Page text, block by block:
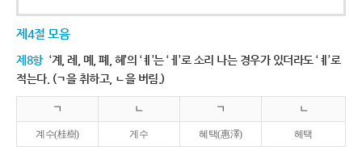
제4절 모음
제8항 ‘계, 례, 몌, 폐, 혜’의 ‘ㅖ’는 ‘ㅔ’로 소리 나는 경우가 있더라도 ‘ㅖ’로
적는다. (ㄱ을 취하고, ㄴ을 버림.)
ㄱ ㄴ ㄱ ㄴ
계수(桂樹) 게수 혜택(惠澤) 헤택